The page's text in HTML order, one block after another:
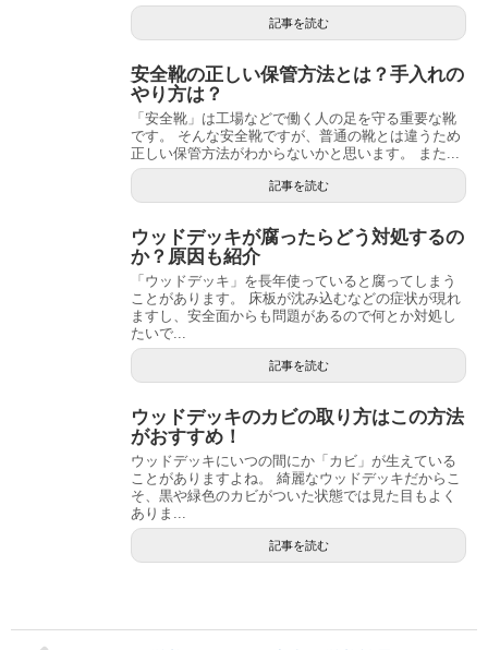
記事を読む
安全靴の正しい保管方法とは？手入れの
やり方は？
「安全靴」は工場などで働く人の足を守る重要な靴
です。 そんな安全靴ですが、普通の靴とは違うため
正しい保管方法がわからないかと思います。 また...
記事を読む
ウッドデッキが腐ったらどう対処するの
か？原因も紹介
「ウッドデッキ」を長年使っていると腐ってしまう
ことがあります。 床板が沈み込むなどの症状が現れ
ますし、安全面からも問題があるので何とか対処し
たいで...
記事を読む
ウッドデッキのカビの取り方はこの方法
がおすすめ！
ウッドデッキにいつの間にか「カビ」が生えている
ことがありますよね。 綺麗なウッドデッキだからこ
そ、黒や緑色のカビがついた状態では見た目もよく
ありま...
記事を読む